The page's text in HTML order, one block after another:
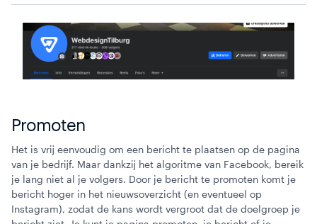
Promoten
Het is vrij eenvoudig om een bericht te plaatsen op de pagina
van je bedrijf. Maar dankzij het algoritme van Facebook, bereik
je lang niet al je volgers. Door je bericht te promoten komt je
bericht hoger in het nieuwsoverzicht (en eventueel op
Instagram), zodat de kans wordt vergroot dat de doelgroep je